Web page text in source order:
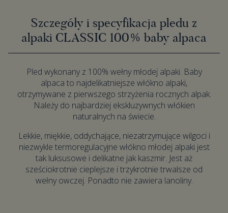
Szczegóły i specyfikacja pledu z
alpaki CLASSIC 100% baby alpaca
Pled wykonany z 100% wełny młodej alpaki. Baby
alpaca to najdelikatniejsze włókno alpaki,
otrzymywane z pierwszego strzyżenia rocznych alpak.
Należy do najbardziej ekskluzywnych włókien
naturalnych na świecie.
Lekkie, miękkie, oddychające, niezatrzymujące wilgoci i
niezwykle termoregulacyjne włókno młodej alpaki jest
tak luksusowe i delikatne jak kaszmir. Jest aż
sześciokrotnie cieplejsze i trzykrotnie trwalsze od
wełny owczej. Ponadto nie zawiera lanoliny.